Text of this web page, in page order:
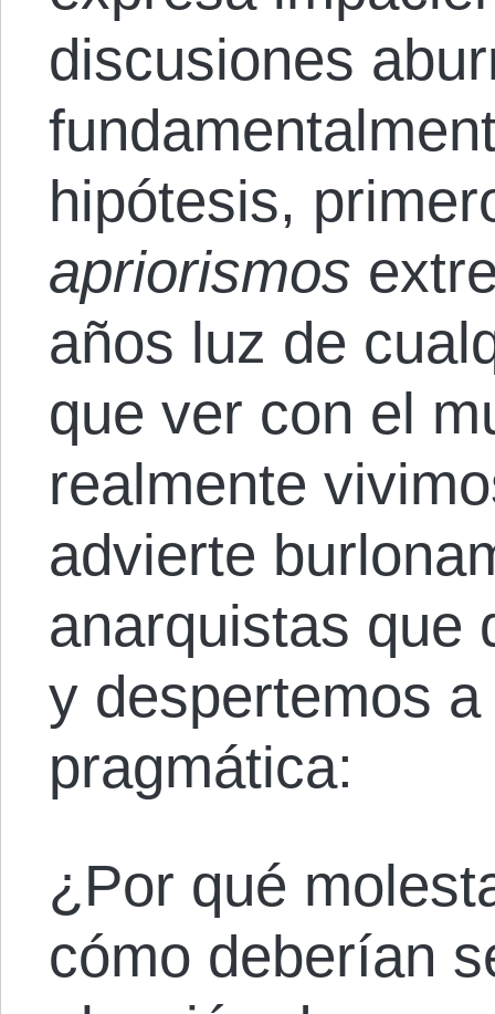
discusiones
hipótesis,
apriorismos
años luz de
que ver con el
realmente
advierte
anarquistas que
y despertemos
pragmática:
¿Por qué
cómo deberían